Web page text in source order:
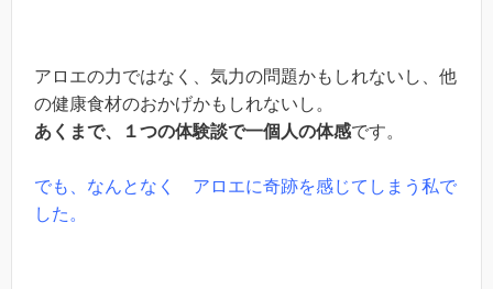
アロエの力ではなく、気力の問題かもしれないし、他
の健康食材のおかげかもしれないし。
あくまで、１つの体験談で一個人の体感です。
でも、なんとなく アロエに奇跡を感じてしまう私で
した。